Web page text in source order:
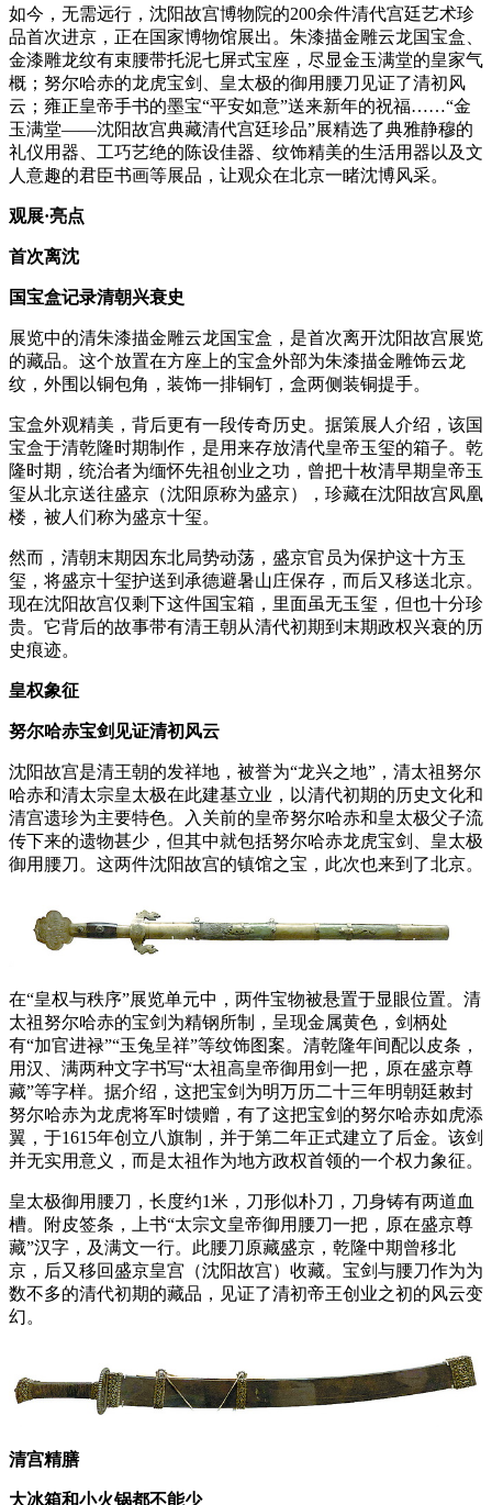
如今，无需远行，沈阳故宫博物院的200余件清代宫廷艺术珍
品首次进京，正在国家博物馆展出。朱漆描金雕云龙国宝盒、
金漆雕龙纹有束腰带托泥七屏式宝座，尽显金玉满堂的皇家气
概；努尔哈赤的龙虎宝剑、皇太极的御用腰刀见证了清初风
云；雍正皇帝手书的墨宝“平安如意”送来新年的祝福……“金
玉满堂——沈阳故宫典藏清代宫廷珍品”展精选了典雅静穆的
礼仪用器、工巧艺绝的陈设佳器、纹饰精美的生活用器以及文
人意趣的君臣书画等展品，让观众在北京一睹沈博风采。
观展·亮点
首次离沈
国宝盒记录清朝兴衰史
展览中的清朱漆描金雕云龙国宝盒，是首次离开沈阳故宫展览
的藏品。这个放置在方座上的宝盒外部为朱漆描金雕饰云龙
纹，外围以铜包角，装饰一排铜钉，盒两侧装铜提手。
宝盒外观精美，背后更有一段传奇历史。据策展人介绍，该国
宝盒于清乾隆时期制作，是用来存放清代皇帝玉玺的箱子。乾
隆时期，统治者为缅怀先祖创业之功，曾把十枚清早期皇帝玉
玺从北京送往盛京（沈阳原称为盛京），珍藏在沈阳故宫凤凰
楼，被人们称为盛京十玺。
然而，清朝末期因东北局势动荡，盛京官员为保护这十方玉
玺，将盛京十玺护送到承德避暑山庄保存，而后又移送北京。
现在沈阳故宫仅剩下这件国宝箱，里面虽无玉玺，但也十分珍
贵。它背后的故事带有清王朝从清代初期到末期政权兴衰的历
史痕迹。
皇权象征
努尔哈赤宝剑见证清初风云
沈阳故宫是清王朝的发祥地，被誉为“龙兴之地”，清太祖努尔
哈赤和清太宗皇太极在此建基立业，以清代初期的历史文化和
清宫遗珍为主要特色。入关前的皇帝努尔哈赤和皇太极父子流
传下来的遗物甚少，但其中就包括努尔哈赤龙虎宝剑、皇太极
御用腰刀。这两件沈阳故宫的镇馆之宝，此次也来到了北京。
在“皇权与秩序”展览单元中，两件宝物被悬置于显眼位置。清
太祖努尔哈赤的宝剑为精钢所制，呈现金属黄色，剑柄处
有“加官进禄”“玉兔呈祥”等纹饰图案。清乾隆年间配以皮条，
用汉、满两种文字书写“太祖高皇帝御用剑一把，原在盛京尊
藏”等字样。据介绍，这把宝剑为明万历二十三年明朝廷敕封
努尔哈赤为龙虎将军时馈赠，有了这把宝剑的努尔哈赤如虎添
翼，于1615年创立八旗制，并于第二年正式建立了后金。该剑
并无实用意义，而是太祖作为地方政权首领的一个权力象征。
皇太极御用腰刀，长度约1米，刀形似朴刀，刀身铸有两道血
槽。附皮签条，上书“太宗文皇帝御用腰刀一把，原在盛京尊
藏”汉字，及满文一行。此腰刀原藏盛京，乾隆中期曾移北
京，后又移回盛京皇宫（沈阳故宫）收藏。宝剑与腰刀作为为
数不多的清代初期的藏品，见证了清初帝王创业之初的风云变
幻。
清宫精膳
大冰箱和小火锅都不能少